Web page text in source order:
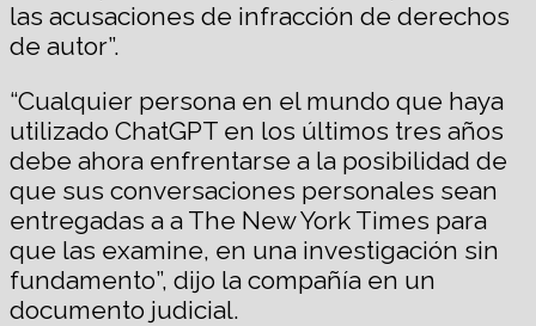
las acusaciones de infracción de derechos
de autor”.
“Cualquier persona en el mundo que haya
utilizado ChatGPT en los últimos tres años
debe ahora enfrentarse a la posibilidad de
que sus conversaciones personales sean
entregadas a a The New York Times para
que las examine, en una investigación sin
fundamento”, dijo la compañía en un
documento judicial.